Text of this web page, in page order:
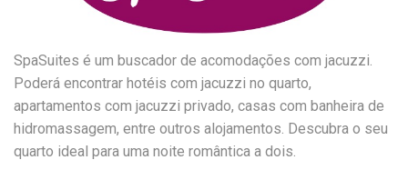
SpaSuites é um buscador de acomodações com jacuzzi.
Poderá encontrar hotéis com jacuzzi no quarto,
apartamentos com jacuzzi privado, casas com banheira de
hidromassagem, entre outros alojamentos. Descubra o seu
quarto ideal para uma noite romântica a dois.